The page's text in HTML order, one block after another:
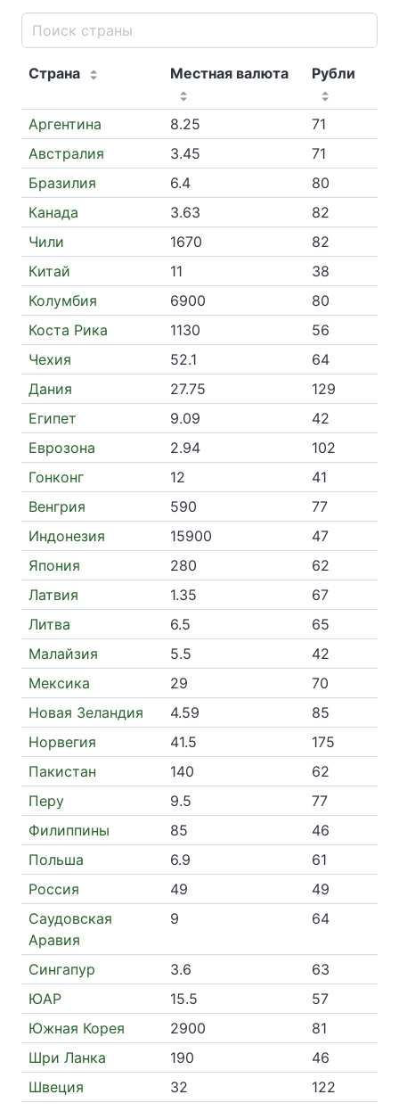
Страна Местная валюта Рубли
Аргентина 8.25
71
Австралия
3.45
71
Бразилия
6.4
80
Канада
3.63
82
Чили
1670
82
Китай
11
38
Колумбия
6900
80
Коста Рика
1130
56
Чехия
52.1
64
Дания
27.75
129
Египет
9.09
42
Еврозона
2.94
102
Гонконг
12
41
Венгрия
590
77
Индонезия
15900
47
Япония
280
62
Латвия
1.35
67
Литва
6.5
65
Малайзия
5.5
42
Мексика
29
70
Новая Зеландия
4.59
85
Норвегия
41.5
175
Пакистан
140
62
Перу
9.5
77
Филиппины
85
46
Польша
6.9
61
Россия
49
49
Саудовская
Аравия
9 64
Сингапур 3.6
63
ЮАР
15.5
57
Южная Корея
2900
81
Шри Ланка
190
46
Швеция
32
122